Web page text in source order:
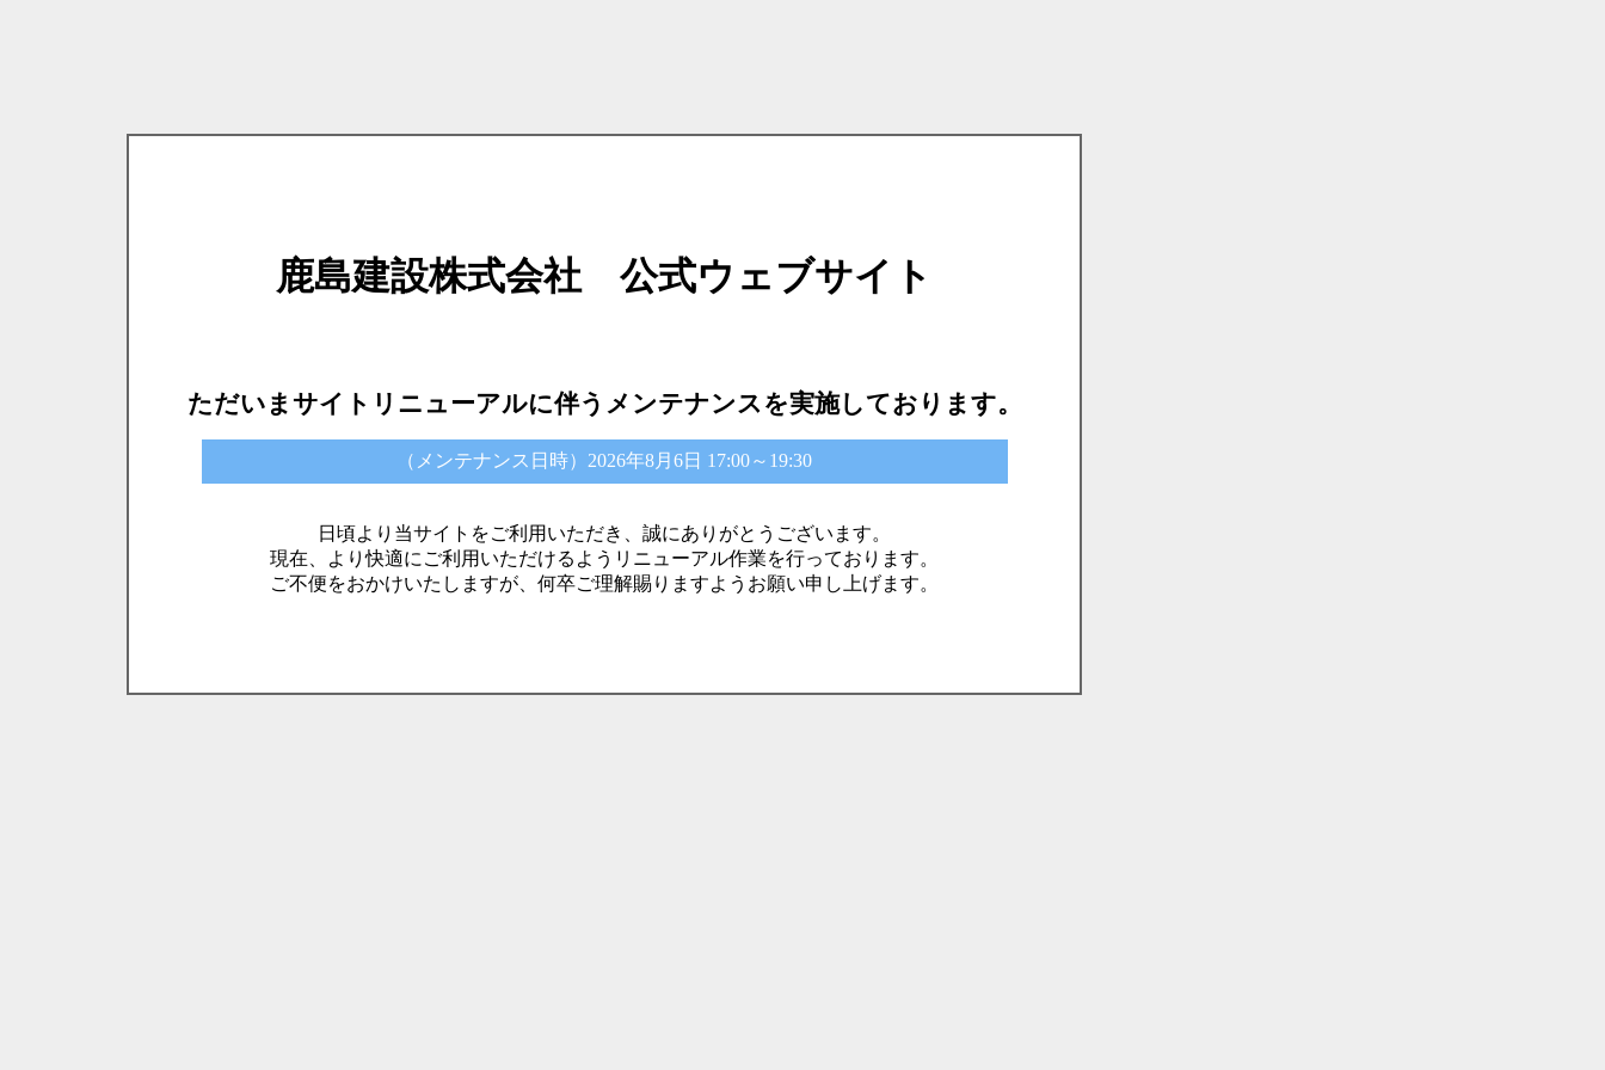
鹿島建設株式会社 公式ウェブサイト
ただいまサイトリニューアルに伴うメンテナンスを実施しております。
（メンテナンス日時）2026年8月6日 17:00～19:30
日頃より当サイトをご利用いただき、誠にありがとうございます。
現在、より快適にご利用いただけるようリニューアル作業を行っております。
ご不便をおかけいたしますが、何卒ご理解賜りますようお願い申し上げます。